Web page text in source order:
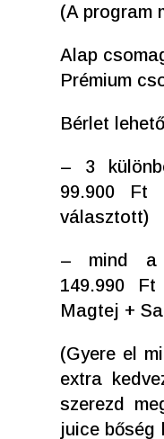
(A program
Alap
Prémium
Bérlet
– 3
99.900 Ft
választott)
– mind a
149.990
Magtej +
(Gyere el
extra
szerezd
juice bőség